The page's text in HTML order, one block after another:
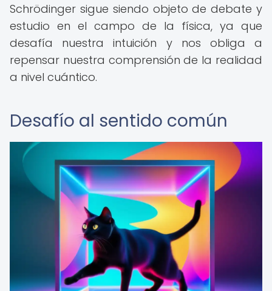
Schrödinger sigue siendo objeto de debate y
estudio en el campo de la física, ya que
desafía nuestra intuición y nos obliga a
repensar nuestra comprensión de la realidad
a nivel cuántico.
Desafío al sentido común